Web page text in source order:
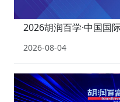
2026胡润百学·中国国
2026-08-04